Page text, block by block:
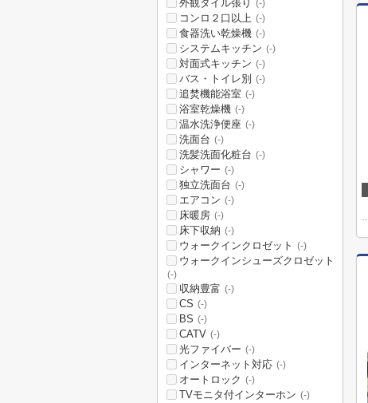
外観タイル張り (-)
コンロ２口以上 (-)
食器洗い乾燥機 (-)
システムキッチン (-)
対面式キッチン (-)
バス・トイレ別 (-)
追焚機能浴室 (-)
浴室乾燥機 (-)
温水洗浄便座 (-)
洗面台 (-)
洗髪洗面化粧台 (-)
シャワー (-)
独立洗面台 (-)
エアコン (-)
床暖房 (-)
床下収納 (-)
ウォークインクロゼット (-)
ウォークインシューズクロゼット
(-)
収納豊富 (-)
CS (-)
BS (-)
CATV (-)
光ファイバー (-)
インターネット対応 (-)
オートロック (-)
TVモニタ付インターホン (-)